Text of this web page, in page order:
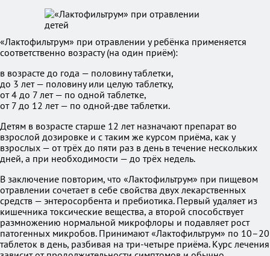
«Лактофильтрум» при отравлении у ребёнка применяется
соответственно возрасту (на один приём):
в возрасте до года — половину таблетки,
до 3 лет — половину или целую таблетку,
от 4 до 7 лет — по одной таблетке,
от 7 до 12 лет — по одной-две таблетки.
Детям в возрасте старше 12 лет назначают препарат во
взрослой дозировке и с таким же курсом приёма, как у
взрослых — от трёх до пяти раз в день в течение нескольких
дней, а при необходимости — до трёх недель.
В заключение повторим, что «Лактофильтрум» при пищевом
отравлении сочетает в себе свойства двух лекарственных
средств — энтеросорбента и пребиотика. Первый удаляет из
кишечника токсические вещества, а второй способствует
размножению нормальной микрофлоры и подавляет рост
патогенных микробов. Принимают «Лактофильтрум» по 10–20
таблеток в день, разбивая на три-четыре приёма. Курс лечения